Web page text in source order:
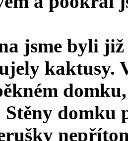
jsme byli již
kaktusy.
Stěny